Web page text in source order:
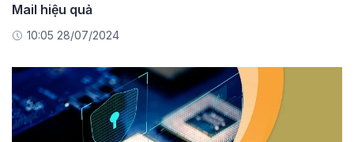
Mail hiệu quả
10:05 28/07/2024